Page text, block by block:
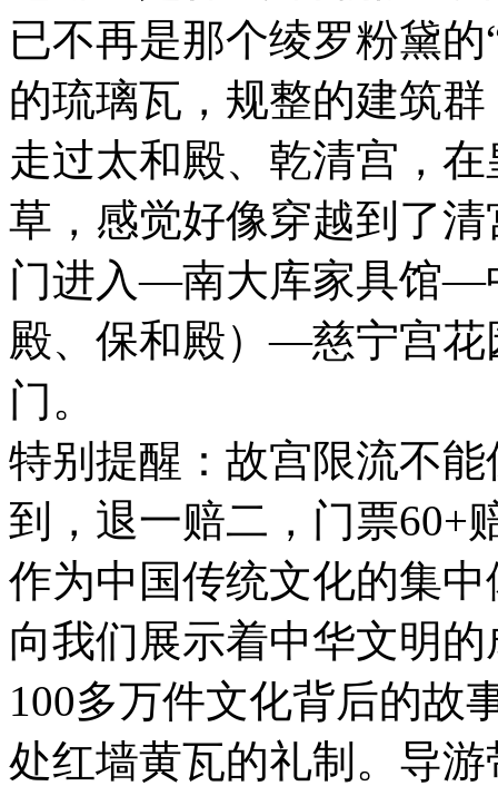
已不再是那个绫罗粉黛
的琉璃瓦，规整的建筑
走过太和殿、乾清宫，
草，感觉好像穿越到了
门进入—南大库家具馆—
殿、保和殿）—慈宁宫
门。
特别提醒：故宫限流不
到，退一赔二，门票60+
作为中国传统文化的集
向我们展示着中华文明
100多万件文化背后的故
处红墙黄瓦的礼制。导